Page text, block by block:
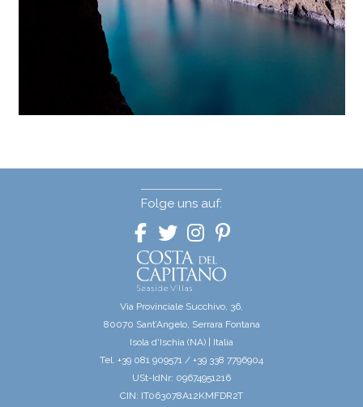
Folge uns auf:
Via Provinciale Succhivo, 36,
80070 Sant’Angelo, Serrara Fontana
Isola d'Ischia (NA) | Italia
Tel. +39 081 909571 / +39 338 7796904
USt-IdNr: 09674951216
CIN: IT063078A12KMFDR2T